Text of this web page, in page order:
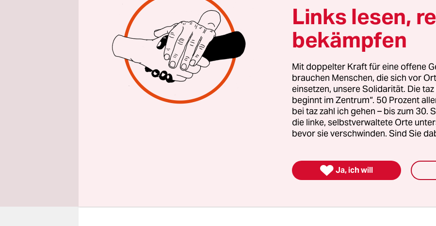
ist aber auch das englische Wort für Ziege, und als solche
manchmal die schwachen Spieler eines Teams bezeichnet.
Und „G.O.A.T.-Radio“ heißt nun wiederum das Re-Enactment
Sendung, die ursprünglich beim Internet­radio der Red Bull
Academy am 4. Oktober zu hören und nun als Kunstaktion
sehen und zu hören war.
Links lesen,
bekämpfen
Mit doppelter Kraft für eine offene
brauchen Menschen, die sich vor
einsetzen, unsere Solidarität. Die
beginnt im Zentrum“. 50 Prozent
bei taz zahl ich gehen – bis zum 30.
die linke, selbstverwaltete Orte
bevor sie verschwinden. Sind Sie
 Ja, ich will